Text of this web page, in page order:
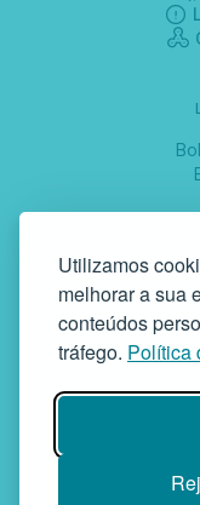
Utilizamos
melhorar a sua
conteúdos
tráfego. Política
GAF |
Rua da Bandeira,
Instituição Particular
Publicada em D.R.